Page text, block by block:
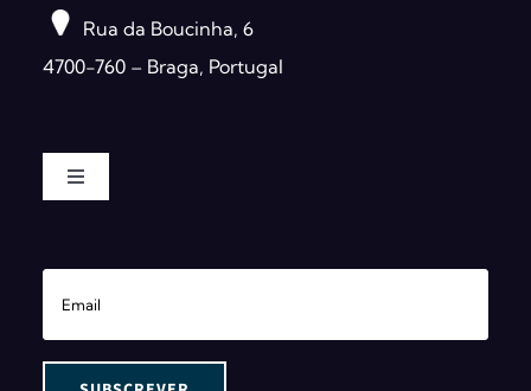
Rua da Boucinha, 6
4700-760 – Braga, Portugal
Toggle
Software